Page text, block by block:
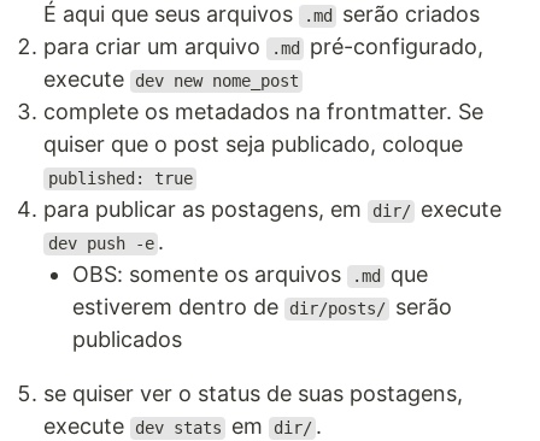
É aqui que seus arquivos
.md
serão criados
para criar um arquivo
.md
pré-configurado,
execute
dev new nome_post
complete os metadados na frontmatter. Se
quiser que o post seja publicado, coloque
published: true
para publicar as postagens, em dir/ execute
dev push -e .
OBS: somente os arquivos
.md
que
estiverem dentro de
dir/posts/ serão
publicados
se quiser ver o status de suas postagens,
execute
dev stats em dir/ .